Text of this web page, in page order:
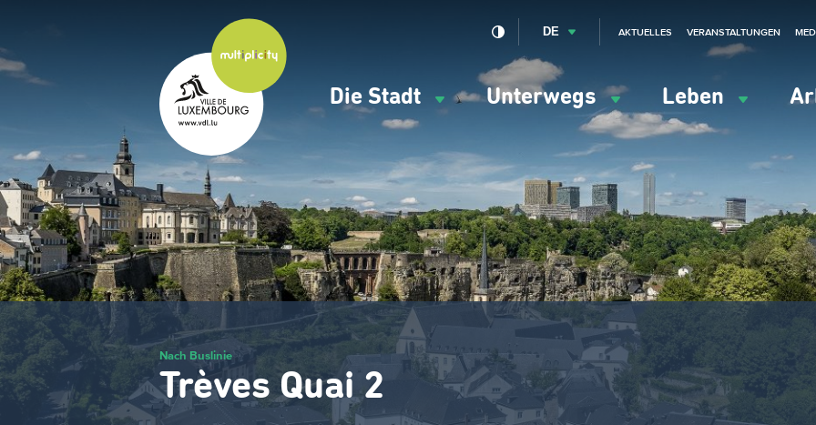
gehen
Navigation
principale
Die Stadt Unterwegs Leben
DE AKTUELLES VERANSTALTUNGEN
Nach Buslinie
Trèves Quai 2